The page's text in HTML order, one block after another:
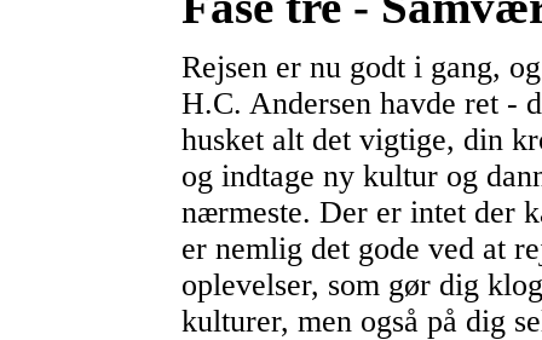
Rejsen er nu godt i gang,
H.C. Andersen havde ret -
husket alt det vigtige, din
og indtage ny kultur og
nærmeste. Der er intet der
er nemlig det gode ved at
oplevelser, som gør dig
kulturer, men også på dig